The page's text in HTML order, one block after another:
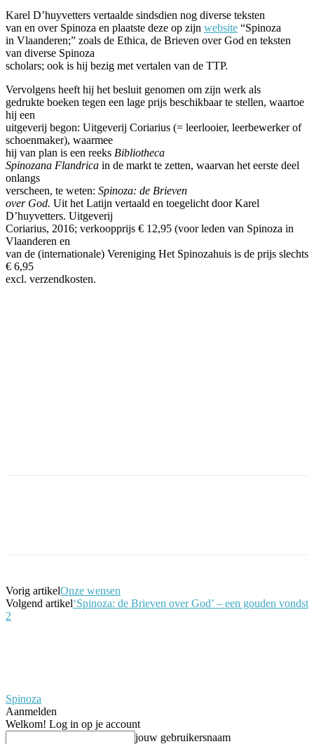
Karel D’huyvetters vertaalde sindsdien nog diverse teksten
van en over Spinoza en plaatste deze op zijn website “Spinoza
in Vlaanderen;” zoals de Ethica, de Brieven over God en teksten
van diverse Spinoza
scholars; ook is hij bezig met vertalen van de TTP.
Vervolgens heeft hij het besluit genomen om zijn werk als
gedrukte boeken tegen een lage prijs beschikbaar te stellen, waartoe
hij een
uitgeverij begon: Uitgeverij Coriarius (= leerlooier, leerbewerker of
schoenmaker), waarmee
hij van plan is een reeks Bibliotheca
Spinozana Flandrica in de markt te zetten, waarvan het eerste deel
onlangs
verscheen, te weten: Spinoza: de Brieven
over God. Uit het Latijn vertaald en toegelicht door Karel
D’huyvetters. Uitgeverij
Coriarius, 2016; verkoopprijs € 12,95 (voor leden van Spinoza in
Vlaanderen en
van de (internationale) Vereniging Het Spinozahuis is de prijs slechts
€ 6,95
excl. verzendkosten.
Vorig artikelOnze wensen
Volgend artikel‘Spinoza: de Brieven over God’ – een gouden vondst
2
Spinoza
Aanmelden
Welkom! Log in op je account
jouw gebruikersnaam